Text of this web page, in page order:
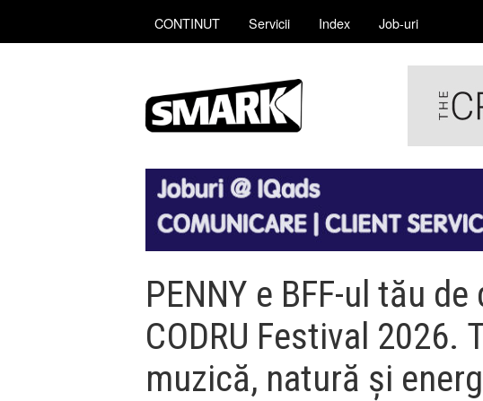
CONTINUT Servicii Index Job-uri
PENNY e BFF-ul tău
CODRU Festival 2026.
muzică, natură și